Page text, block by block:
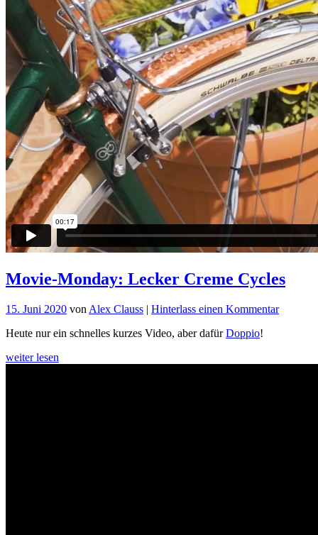
Movie-Monday: Lecker Creme Cycles
15. Juni 2020 von Alex Clauss | Hinterlass einen Kommentarfür
Heute nur ein schnelles kurzes Video, aber dafürDoppio!
weiter lesen